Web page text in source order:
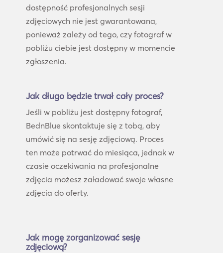
dostępność profesjonalnych sesji
zdjęciowych nie jest gwarantowana,
ponieważ zależy od tego, czy fotograf w
pobliżu ciebie jest dostępny w momencie
zgłoszenia.
Jak długo będzie trwał cały proces?
Jeśli w pobliżu jest dostępny fotograf,
BednBlue skontaktuje się z tobą, aby
umówić się na sesję zdjęciową. Proces
ten może potrwać do miesiąca, jednak w
czasie oczekiwania na profesjonalne
zdjęcia możesz załadować swoje własne
zdjęcia do oferty.
Jak mogę zorganizować sesję
zdjęciową?